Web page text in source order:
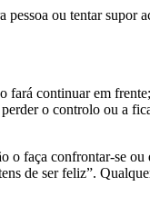
ou tentar supor
fará continuar em
o controlo ou a
o faça confrontar-se
de ser feliz”.